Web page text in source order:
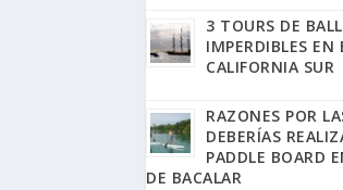
3 TOURS DE
IMPERDIBLES EN
CALIFORNIA SUR
RAZONES POR
DEBERÍAS
PADDLE BOARD
DE BACALAR